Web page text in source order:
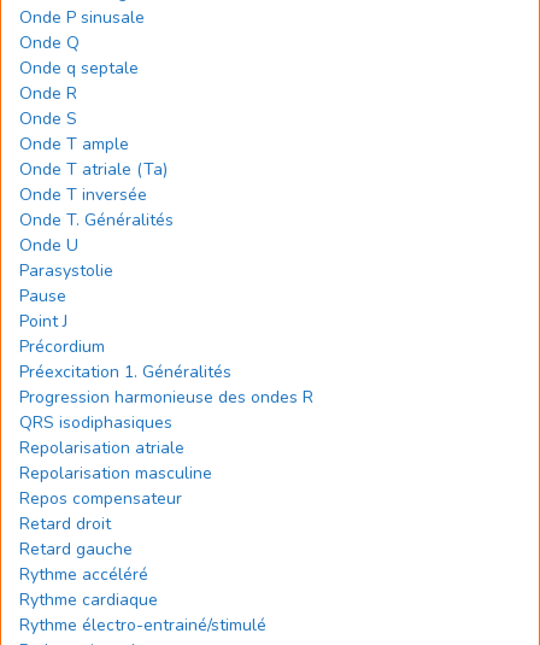
Onde P sinusale
Onde Q
Onde q septale
Onde R
Onde S
Onde T ample
Onde T atriale (Ta)
Onde T inversée
Onde T. Généralités
Onde U
Parasystolie
Pause
Point J
Précordium
Préexcitation 1. Généralités
Progression harmonieuse des ondes R
QRS isodiphasiques
Repolarisation atriale
Repolarisation masculine
Repos compensateur
Retard droit
Retard gauche
Rythme accéléré
Rythme cardiaque
Rythme électro-entrainé/stimulé